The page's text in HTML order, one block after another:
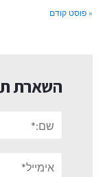
« פוסט קודם
השארת